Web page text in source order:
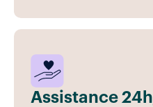
Assistance